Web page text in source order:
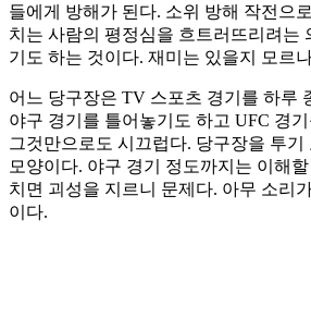
들에게 방해가 된다. 소위 방해 작전으
치는 사람의 평정심을 흐트러뜨리려는
기도 하는 것이다. 재미는 있을지 모르
어느 당구장은 TV 스포츠 경기를 하루
야구 경기를 틀어놓기도 하고 UFC 경
그것만으로도 시끄럽다. 당구장을 투기
모양이다. 야구 경기 정도까지는 이해
치면 괴성을 지르니 문제다. 아무 소리
이다.